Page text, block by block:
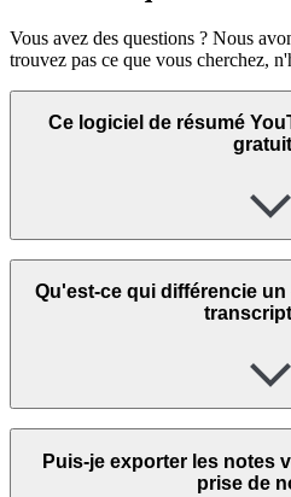
Vous avez des questions ? Nous
trouvez pas ce que vous cherchez,
Ce logiciel de résumé
Qu'est-ce qui différencie
Puis-je exporter les notes
prise de